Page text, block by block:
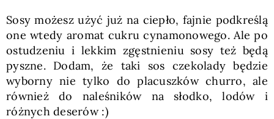
Sosy możesz użyć już na ciepło, fajnie podkreślą
one wtedy aromat cukru cynamonowego. Ale po
ostudzeniu i lekkim zgęstnieniu sosy też będą
pyszne. Dodam, że taki sos czekolady będzie
wyborny nie tylko do placuszków churro, ale
również do naleśników na słodko, lodów i
różnych deserów :)